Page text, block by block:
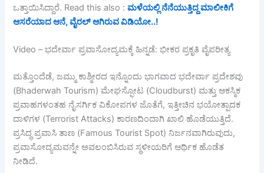
ಒತ್ತಾಯಿಸಿದ್ದಾರೆ. Read this also :ಮಳೆಯಲ್ಲಿ ನೆನೆಯುತ್ತಿದ್ದ ಮಾಲೀಕಿಗೆ
ಆಸರೆಯಾದ ಆನೆ, ವೈರಲ್ ಆಗಿರುವ ವಿಡಿಯೋ..!
Video – ಭದೇರ್ವಾ ಪ್ರವಾಸೋದ್ಯಮಕ್ಕೆ ಹಿನ್ನಡೆ: ಭೀಕರ ಪ್ರಕೃತಿ ವೈಪರೀತ್ಯ
ಮತ್ತೊಂದೆಡೆ, ಜಮ್ಮು ಕಾಶ್ಮೀರದ ಇನ್ನೊಂದು ಭಾಗವಾದ ಭದೇರ್ವಾ ಪ್ರದೇಶವು
(Bhaderwah Tourism) ಮೇಘಸ್ಫೋಟ (Cloudburst) ಮತ್ತು ಆಕಸ್ಮಿಕ
ಪ್ರವಾಹಗಳಂತಹ ನೈಸರ್ಗಿಕ ವಿಕೋಪಗಳ ಜೊತೆಗೆ, ಇತ್ತೀಚಿನ ಭಯೋತ್ಪಾದಕ
ದಾಳಿಗಳ (Terrorist Attacks) ಕಾರಣದಿಂದಾಗಿ ಖಾಲಿ ಹೊಡೆಯುತ್ತಿದೆ.
ಪ್ರಸಿದ್ಧ ಪ್ರವಾಸಿ ತಾಣ (Famous Tourist Spot) ನಿರ್ಜನವಾಗಿರುವುದು,
ಪ್ರವಾಸೋದ್ಯಮವನ್ನೇ ಅವಲಂಬಿಸಿರುವ ಸ್ಥಳೀಯರಿಗೆ ಆರ್ಥಿಕ ಹೊಡೆತ
ನೀಡಿದೆ.